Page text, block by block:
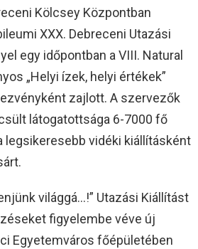
Kölcsey Központban
XXX. Debreceni Utazási
egy időpontban a VIII. Natural
„Helyi ízek, helyi értékek”
zajlott. A szervezők
látogatottsága 6-7000 fő
legsikeresebb vidéki kiállításként
világgá…!” Utazási Kiállítást
figyelembe véve új
Egyetemváros főépületében